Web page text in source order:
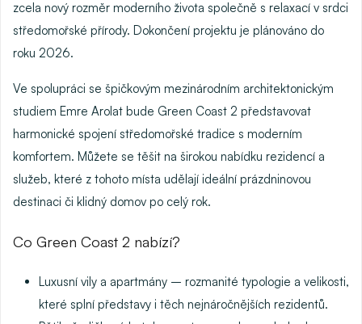
zcela nový rozměr moderního života společně s relaxací v srdci
středomořské přírody. Dokončení projektu je plánováno do
roku 2026.
Ve spolupráci se špičkovým mezinárodním architektonickým
studiem Emre Arolat bude Green Coast 2 představovat
harmonické spojení středomořské tradice s moderním
komfortem. Můžete se těšit na širokou nabídku rezidencí a
služeb, které z tohoto místa udělají ideální prázdninovou
destinaci či klidný domov po celý rok.
Co Green Coast 2 nabízí?
Luxusní vily a apartmány – rozmanité typologie a velikosti,
které splní představy i těch nejnáročnějších rezidentů.